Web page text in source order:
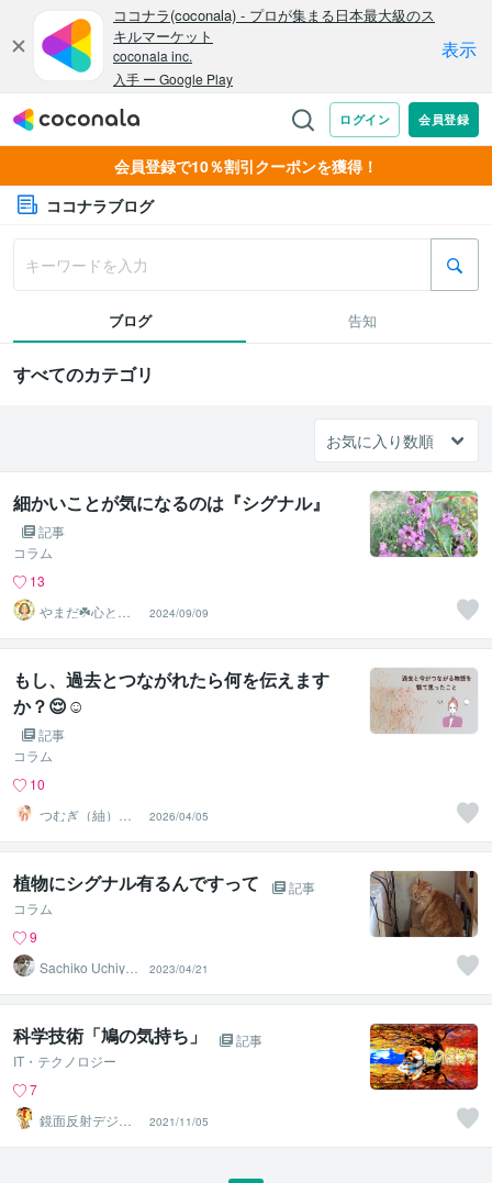
会員登録で10％割引クーポンを獲得！
ココナラブログ
ブログ 告知
すべてのカテゴリ
細かいことが気になるのは『シグナル』
記事
コラム
13
やまだ☘️心と頭
がスッキリ整う
サロン
2024/09/09
もし、過去とつながれたら何を伝えます
か？😌☺️
記事
コラム
10
つむぎ（紬）♡
心のデトックス
2026/04/05
植物にシグナル有るんですって
記事
コラム
9
Sachiko Uchiya
2023/04/21
科学技術「鳩の気持ち」
記事
IT・テクノロジー
7
鏡面反射デジタ
ルアート製作所
（鈴木穣）
2021/11/05